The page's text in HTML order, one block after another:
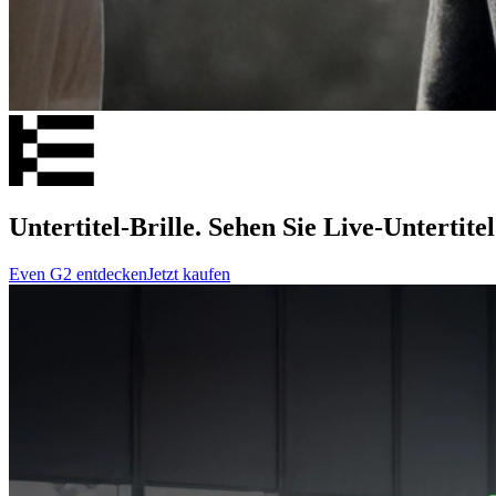
Untertitel-Brille. Sehen Sie Live-
Even G2 entdeckenJetzt kaufen